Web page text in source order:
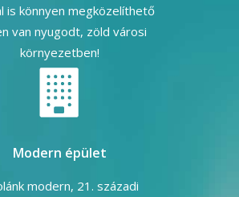
is könnyen megközelíthető
van nyugodt, zöld városi
környezetben!
Modern épület
modern, 21. századi